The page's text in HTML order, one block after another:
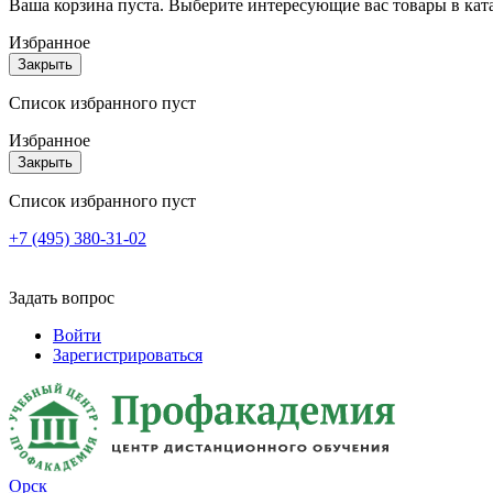
Ваша корзина пуста. Выберите интересующие вас товары в
Избранное
Закрыть
Список избранного пуст
Избранное
Закрыть
Список избранного пуст
+7 (495) 380-31-02
Задать вопрос
Войти
Зарегистрироваться
Орск